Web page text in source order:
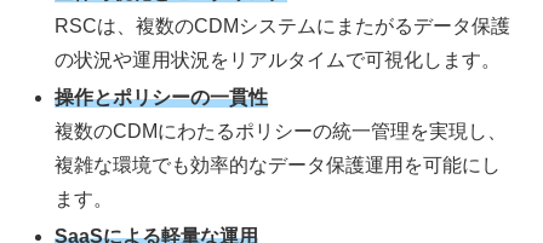
RSCは、複数のCDMシステムにまたがるデータ保護
の状況や運用状況をリアルタイムで可視化します。
操作とポリシーの一貫性
複数のCDMにわたるポリシーの統一管理を実現し、
複雑な環境でも効率的なデータ保護運用を可能にし
ます。
SaaSによる軽量な運用